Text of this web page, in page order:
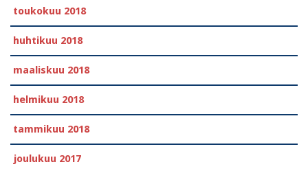
toukokuu 2018
huhtikuu 2018
maaliskuu 2018
helmikuu 2018
tammikuu 2018
joulukuu 2017